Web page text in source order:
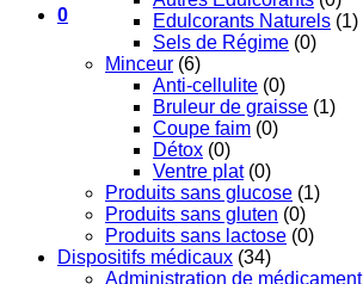
0
Edulcorants Naturels (1)
Sels de Régime (0)
Minceur (6)
Anti-cellulite (0)
Bruleur de graisse (1)
Coupe faim (0)
Détox (0)
Ventre plat (0)
Produits sans glucose (1)
Produits sans gluten (0)
Produits sans lactose (0)
Dispositifs médicaux (34)
Administration de médicament